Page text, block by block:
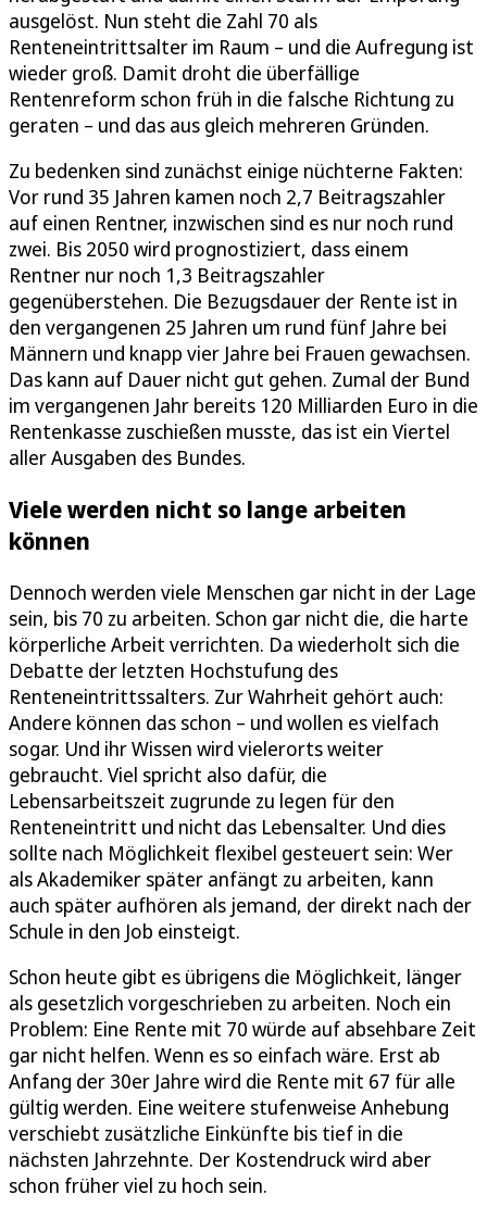
ausgelöst. Nun steht die Zahl 70 als
Renteneintrittsalter im Raum – und die Aufregung ist
wieder groß. Damit droht die überfällige
Rentenreform schon früh in die falsche Richtung zu
geraten – und das aus gleich mehreren Gründen.
Zu bedenken sind zunächst einige nüchterne Fakten:
Vor rund 35 Jahren kamen noch 2,7 Beitragszahler
auf einen Rentner, inzwischen sind es nur noch rund
zwei. Bis 2050 wird prognostiziert, dass einem
Rentner nur noch 1,3 Beitragszahler
gegenüberstehen. Die Bezugsdauer der Rente ist in
den vergangenen 25 Jahren um rund fünf Jahre bei
Männern und knapp vier Jahre bei Frauen gewachsen.
Das kann auf Dauer nicht gut gehen. Zumal der Bund
im vergangenen Jahr bereits 120 Milliarden Euro in die
Rentenkasse zuschießen musste, das ist ein Viertel
aller Ausgaben des Bundes.
Viele werden nicht so lange arbeiten
können
Dennoch werden viele Menschen gar nicht in der Lage
sein, bis 70 zu arbeiten. Schon gar nicht die, die harte
körperliche Arbeit verrichten. Da wiederholt sich die
Debatte der letzten Hochstufung des
Renteneintrittssalters. Zur Wahrheit gehört auch:
Andere können das schon – und wollen es vielfach
sogar. Und ihr Wissen wird vielerorts weiter
gebraucht. Viel spricht also dafür, die
Lebensarbeitszeit zugrunde zu legen für den
Renteneintritt und nicht das Lebensalter. Und dies
sollte nach Möglichkeit flexibel gesteuert sein: Wer
als Akademiker später anfängt zu arbeiten, kann
auch später aufhören als jemand, der direkt nach der
Schule in den Job einsteigt.
Schon heute gibt es übrigens die Möglichkeit, länger
als gesetzlich vorgeschrieben zu arbeiten. Noch ein
Problem: Eine Rente mit 70 würde auf absehbare Zeit
gar nicht helfen. Wenn es so einfach wäre. Erst ab
Anfang der 30er Jahre wird die Rente mit 67 für alle
gültig werden. Eine weitere stufenweise Anhebung
verschiebt zusätzliche Einkünfte bis tief in die
nächsten Jahrzehnte. Der Kostendruck wird aber
schon früher viel zu hoch sein.